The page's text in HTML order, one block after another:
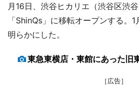
月16日、渋谷ヒカリエ（渋谷区渋
「ShinQs」に移転オープンする。
明らかにした。
東急東横店・東館にあった旧
［広告］